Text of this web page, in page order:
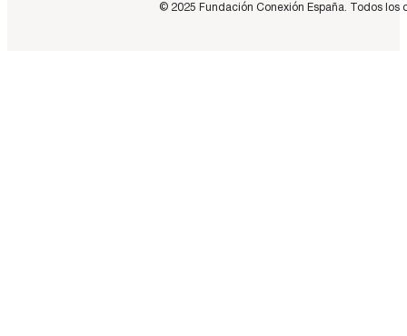
© 2025 Fundación Conexión España. Todos los